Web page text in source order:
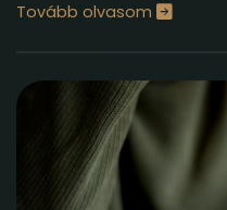
Tovább olvasom